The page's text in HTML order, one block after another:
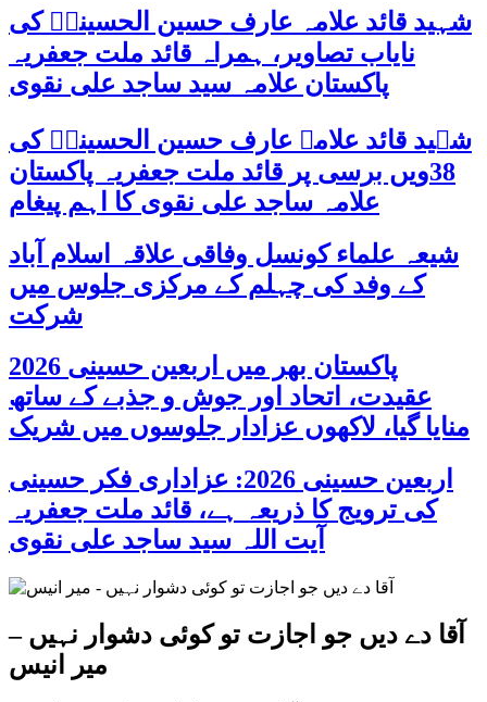
شہید قائد علامہ عارف حسین الحسینیؒ کی
نایاب تصاویر، ہمراہ قائد ملت جعفریہ
پاکستان علامہ سید ساجد علی نقوی
شہید قائد علامہ عارف حسین الحسینیؒ کی
38ویں برسی پر قائد ملت جعفریہ پاکستان
علامہ ساجد علی نقوی کا اہم پیغام
شیعہ علماء کونسل وفاقی علاقہ اسلام آباد
کے وفد کی چہلم کے مرکزی جلوس میں
شرکت
پاکستان بھر میں اربعین حسینی 2026
عقیدت، اتحاد اور جوش و جذبے کے ساتھ
منایا گیا، لاکھوں عزادار جلوسوں میں شریک
اربعین حسینی 2026: عزاداری فکر حسینی
کی ترویج کا ذریعہ ہے، قائد ملت جعفریہ
آیت اللہ سید ساجد علی نقوی
آقا دے دیں جو اجازت تو کوئی دشوار نہیں –
میر انیس